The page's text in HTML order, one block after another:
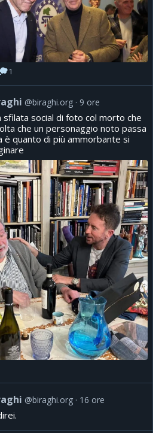
1
@biraghi.org 9 ore
sfilata social di foto col morto che
che un personaggio noto passa
è quanto di più ammorbante si
@biraghi.org 16 ore